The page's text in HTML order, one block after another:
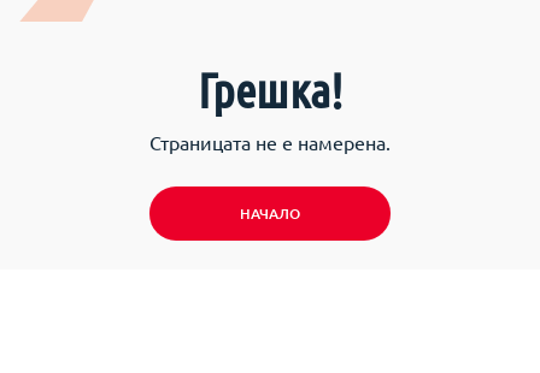
Грешка!
Страницата не е намерена.
НАЧАЛО